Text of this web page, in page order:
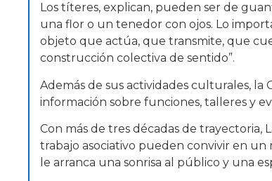
Los títeres, explican, pueden ser de
una flor o un tenedor con ojos. Lo
objeto que actúa, que transmite, que
construcción colectiva de sentido”.
Además de sus actividades culturales, la
información sobre funciones, talleres y
Con más de tres décadas de trayectoria,
trabajo asociativo pueden convivir en
le arranca una sonrisa al público y una